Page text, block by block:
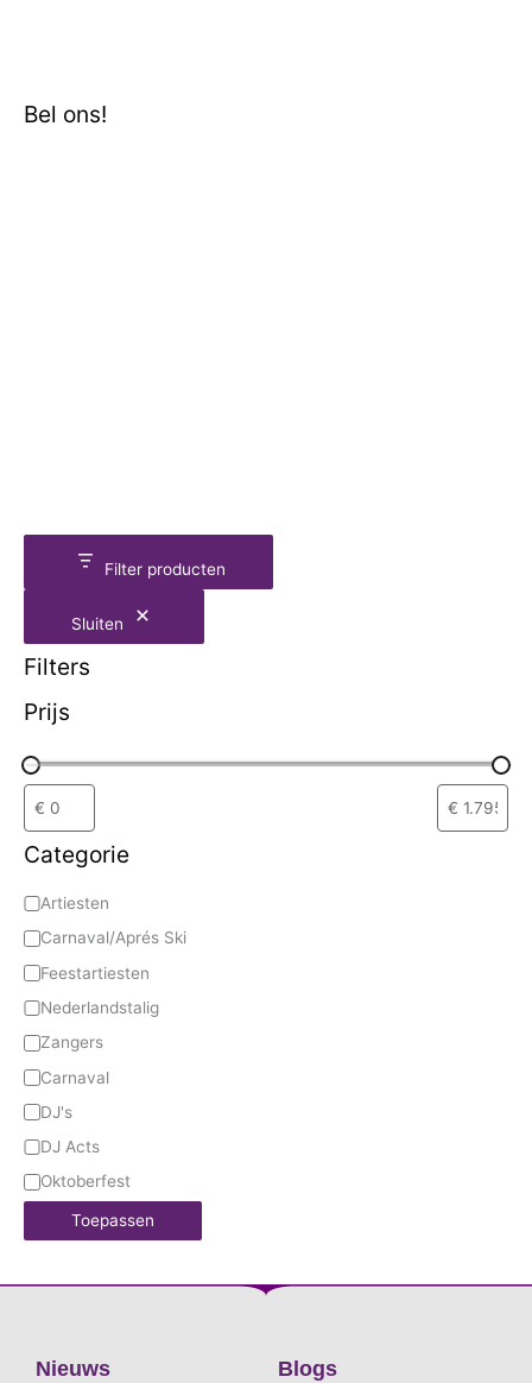
Bel ons!
Filter producten
Sluiten
Filters
Prijs
Categorie
Artiesten
Carnaval/Aprés Ski
Feestartiesten
Nederlandstalig
Zangers
Carnaval
DJ's
DJ Acts
Oktoberfest
Toepassen
Nieuws Blogs